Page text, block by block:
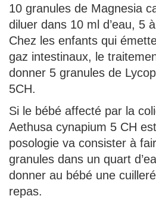
10 granules de Magnesia
diluer dans 10 ml d’eau, 5
Chez les enfants qui
gaz intestinaux, le
donner 5 granules de
5CH.
Si le bébé affecté par la
Aethusa cynapium 5 CH
posologie va consister à
granules dans un quart
donner au bébé une
repas.